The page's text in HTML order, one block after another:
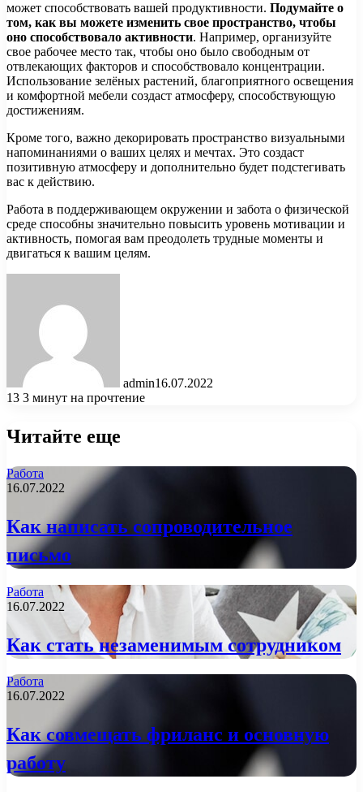
может способствовать вашей продуктивности. Подумайте о
том, как вы можете изменить свое пространство, чтобы
оно способствовало активности. Например, организуйте
свое рабочее место так, чтобы оно было свободным от
отвлекающих факторов и способствовало концентрации.
Использование зелёных растений, благоприятного освещения
и комфортной мебели создаст атмосферу, способствующую
достижениям.
Кроме того, важно декорировать пространство визуальными
напоминаниями о ваших целях и мечтах. Это создаст
позитивную атмосферу и дополнительно будет подстегивать
вас к действию.
Работа в поддерживающем окружении и забота о физической
среде способны значительно повысить уровень мотивации и
активность, помогая вам преодолеть трудные моменты и
двигаться к вашим целям.
admin16.07.2022
13 3 минут на прочтение
Читайте еще
Работа
16.07.2022
Как написать сопроводительное
письмо
Работа
16.07.2022
Как стать незаменимым сотрудником
Работа
16.07.2022
Как совмещать фриланс и основную
работу